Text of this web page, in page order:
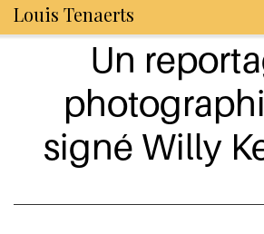
Louis Tenaerts
Un
signé Willy